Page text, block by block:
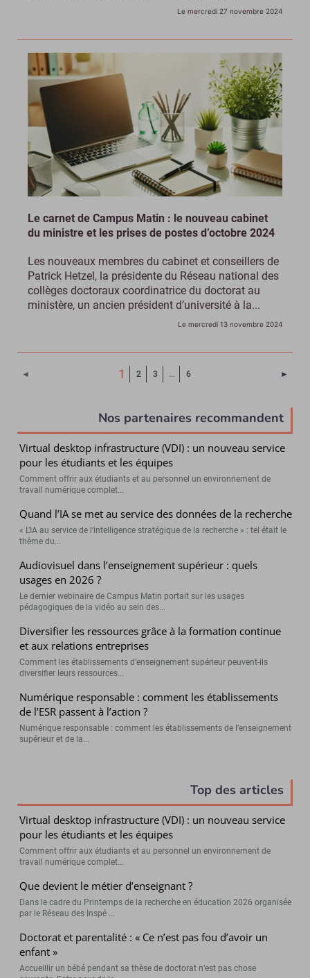
Le mercredi 27 novembre 2024
Le carnet de Campus Matin : le nouveau cabinet
du ministre et les prises de postes d’octobre 2024
Les nouveaux membres du cabinet et conseillers de
Patrick Hetzel, la présidente du Réseau national des
collèges doctoraux coordinatrice du doctorat au
ministère, un ancien président d’université à la...
Le mercredi 13 novembre 2024
◄ 1 (Page courante)
2 3 … 6 ►
Nos partenaires recommandent
Virtual desktop infrastructure (VDI) : un nouveau service
pour les étudiants et les équipes
Comment offrir aux étudiants et au personnel un environnement de
travail numérique complet...
Quand l’IA se met au service des données de la recherche
« L’IA au service de l’intelligence stratégique de la recherche » : tel était le
thème du...
Audiovisuel dans l’enseignement supérieur : quels
usages en 2026 ?
Le dernier webinaire de Campus Matin portait sur les usages
pédagogiques de la vidéo au sein des...
Diversifier les ressources grâce à la formation continue
et aux relations entreprises
Comment les établissements d’enseignement supérieur peuvent-ils
diversifier leurs ressources...
Numérique responsable : comment les établissements
de l’ESR passent à l’action ?
Numérique responsable : comment les établissements de l’enseignement
supérieur et de la...
Top des articles
Virtual desktop infrastructure (VDI) : un nouveau service
pour les étudiants et les équipes
Comment offrir aux étudiants et au personnel un environnement de
travail numérique complet...
Que devient le métier d’enseignant ?
Dans le cadre du Printemps de la recherche en éducation 2026 organisée
par le Réseau des Inspé ...
Doctorat et parentalité : « Ce n’est pas fou d’avoir un
enfant »
Accueillir un bébé pendant sa thèse de doctorat n’est pas chose